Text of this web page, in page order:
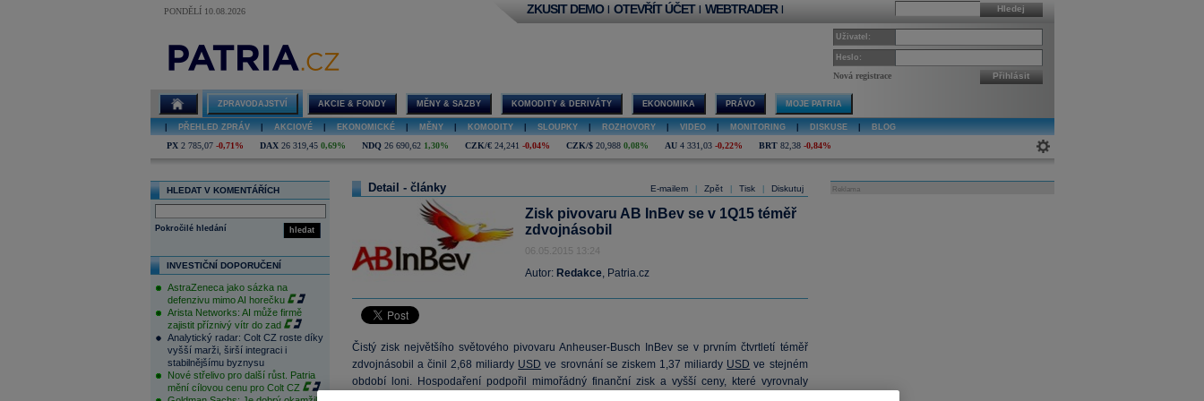
PONDĚLÍ 10.08.2026 Hledej
ZKUSIT DEMO | OTEVŘÍT ÚČET | WEBTRADER |
Uživatel:
Heslo:
Nová registrace Přihlásit
ZPRAVODAJSTVÍ AKCIE & FONDY MĚNY & SAZBY KOMODITY & DERIVÁTY EKONOMIKA PRÁVO MOJE PATRIA
PŘEHLED ZPRÁV AKCIOVÉ EKONOMICKÉ MĚNY KOMODITY SLOUPKY ROZHOVORY VIDEO MONITORING DISKUSE BLOG
PX 2 785,07 -0,71% DAX 26 319,45 0,69% NDQ 26 690,62 1,30% CZK/€ 24,241 -0,04% CZK/$ 20,988 0,08% AU 4 331,03 -0,22% BRT 82,38 -0,84%
HLEDAT V KOMENTÁŘÍCH
hledat
Pokročilé hledání
INVESTIČNÍ DOPORUČENÍ
AstraZeneca jako sázka na
defenzivu mimo AI horečku
Arista Networks: AI může firmě
zajistit příznivý vítr do zad
Analytický radar: Colt CZ roste díky
vyšší marži, širší integraci i
stabilnějšímu byznysu
Nové střelivo pro další růst. Patria
mění cílovou cenu pro Colt CZ
E-mailem Zpět Tisk Diskutuj
Detail - články
Zisk pivovaru AB InBev se v 1Q15 téměř
zdvojnásobil
06.05.2015 13:24
Autor: Redakce, Patria.cz
Čistý zisk největšího světového pivovaru Anheuser-Busch InBev se v prvním čtvrtletí téměř
zdvojnásobil a činil 2,68 miliardy USD ve srovnání se ziskem 1,37 miliardy USD ve stejném
období loni. Hospodaření podpořil mimořádný finanční zisk a vyšší ceny, které vyrovnaly
Reklama